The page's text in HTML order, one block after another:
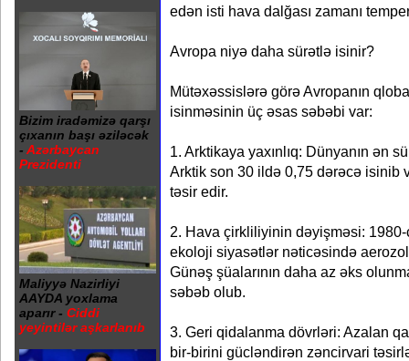
Bizim iradəmizə qarşı
çıxanın başı əziləcək
- Azərbaycan
Prezidenti
Maliyyə Nazirliyi
AAYDA yoxlama
aparır - Ciddi
yeyintilər aşkarlanıb
edən isti hava dalğası zamanı
Avropa niyə daha sürətlə isinir?
Mütəxəssislərə görə Avropanın
isinməsinin üç əsas səbəbi var:
1. Arktikaya yaxınlıq: Dünyanın ən
Arktik son 30 ildə 0,75 dərəcə isinib
təsir edir.
2. Hava çirkliliyinin dəyişməsi:
ekoloji siyasətlər nəticəsində aerozol
Günəş şüalarının daha az əks
səbəb olub.
3. Geri qidalanma dövrləri: Azalan
bir-birini gücləndirən zəncirvari